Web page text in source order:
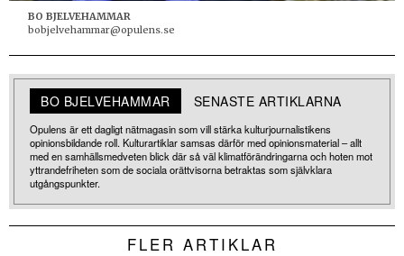
BO BJELVEHAMMAR
bobjelvehammar@opulens.se
BO BJELVEHAMMAR SENASTE ARTIKLARNA
Opulens är ett dagligt nätmagasin som vill stärka kulturjournalistikens
opinionsbildande roll. Kulturartiklar samsas därför med opinionsmaterial – allt
med en samhällsmedveten blick där så väl klimatförändringarna och hoten mot
yttrandefriheten som de sociala orättvisorna betraktas som självklara
utgångspunkter.
FLER ARTIKLAR